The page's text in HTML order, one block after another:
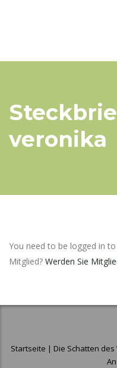
veronika
You need to be logged in
Mitglied? Werden Sie
Startseite | Die Schatten des